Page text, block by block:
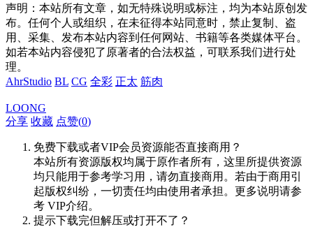
声明：本站所有文章，如无特殊说明或标注，均为本站原创发
布。任何个人或组织，在未征得本站同意时，禁止复制、盗
用、采集、发布本站内容到任何网站、书籍等各类媒体平台。
如若本站内容侵犯了原著者的合法权益，可联系我们进行处
理。
AhrStudio BL CG 全彩 正太 筋肉
LOONG
分享 收藏 点赞(0)
免费下载或者VIP会员资源能否直接商用？
本站所有资源版权均属于原作者所有，这里所提供资源
均只能用于参考学习用，请勿直接商用。若由于商用引
起版权纠纷，一切责任均由使用者承担。更多说明请参
考 VIP介绍。
提示下载完但解压或打开不了？